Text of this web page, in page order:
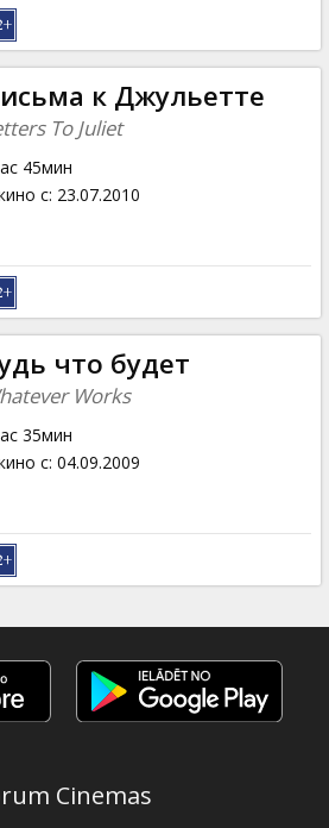
к Джульетте
To Juliet
45мин
с: 23.07.2010
что будет
Works
35мин
с: 04.09.2009
Cinemas